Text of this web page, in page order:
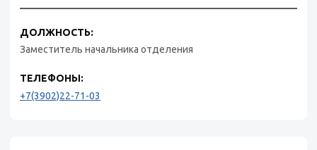
ДОЛЖНОСТЬ:
Заместитель начальника отделения
ТЕЛЕФОНЫ:
+7(3902)22-71-03